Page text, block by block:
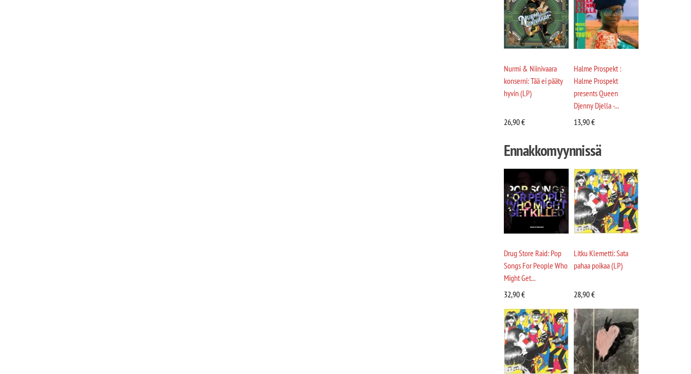
Nurmi & Niinivaara
konserni: Tää ei pääty
hyvin (LP)
26,90€
Halme Prospekt :
Halme Prospekt
presents Queen
Djenny Djella -...
13,90€
Ennakkomyynnissä
Drug Store Raid: Pop
Songs For People Who
Might Get...
32,90€
Litku Klemetti: Sata
pahaa poikaa (LP)
28,90€